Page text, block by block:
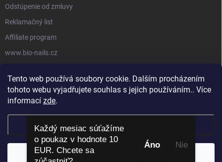
Tento web používá soubory cookie. Dalším procházením
tohoto webu vyjadřujete souhlas s jejich používáním.. Více
informací zde.
Nastavenie
Odstúpenie od zmluvy
Reklamačný list
Affiliate program
www.bio-nails.cz
FACEBOOK
Copyright 2026 BIO NAILS
Každý mesiac súťažíme
o poukaz v hodnote 10
EUR. Chcete sa
Áno ​ Nie